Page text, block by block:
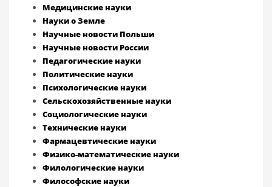
Медицинские науки
Науки о Земле
Научные новости Польши
Научные новости России
Педагогические науки
Политические науки
Психологические науки
Сельскохозяйственные науки
Социологические науки
Технические науки
Фармацевтические науки
Физико-математические науки
Филологические науки
Философские науки